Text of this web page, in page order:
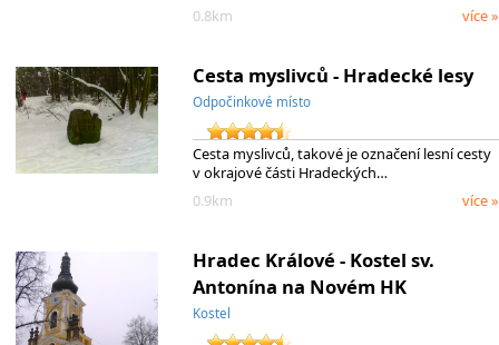
0.8km
více »
Cesta myslivců - Hradecké lesy
Odpočinkové místo
Cesta myslivců, takové je označení lesní cesty
v okrajové části Hradeckých…
0.9km
více »
Hradec Králové - Kostel sv.
Antonína na Novém HK
Kostel